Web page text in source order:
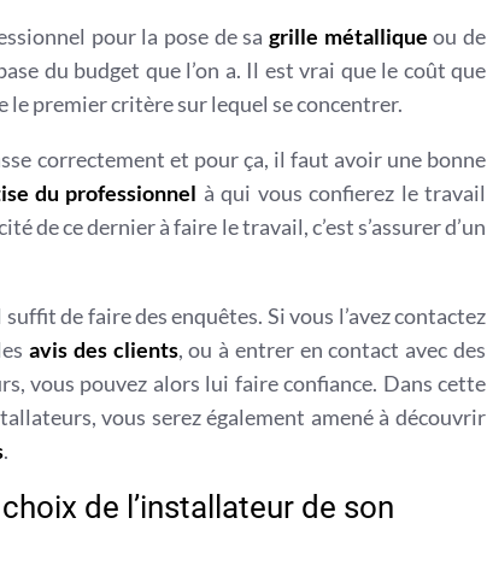
pour la pose de sa grille métallique ou de
du budget que l’on a. Il est vrai que le coût que
le premier critère sur lequel se concentrer.
correctement et pour ça, il faut avoir une bonne
du professionnel à qui vous confierez le travail
de ce dernier à faire le travail, c’est s’assurer d’un
de faire des enquêtes. Si vous l’avez contactez
avis des clients, ou à entrer en contact avec des
vous pouvez alors lui faire confiance. Dans cette
vous serez également amené à découvrir
.
de l’installateur de son